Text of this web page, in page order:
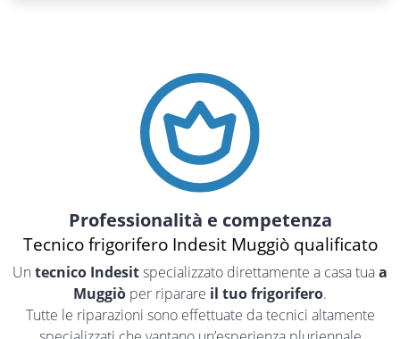
Professionalità e competenza
Tecnico frigorifero Indesit Muggiò qualificato
Un tecnico Indesitspecializzato direttamente a casa tuaa
Muggiò per riparare il tuo frigorifero.
Tutte le riparazioni sono effettuate da tecnici altamente